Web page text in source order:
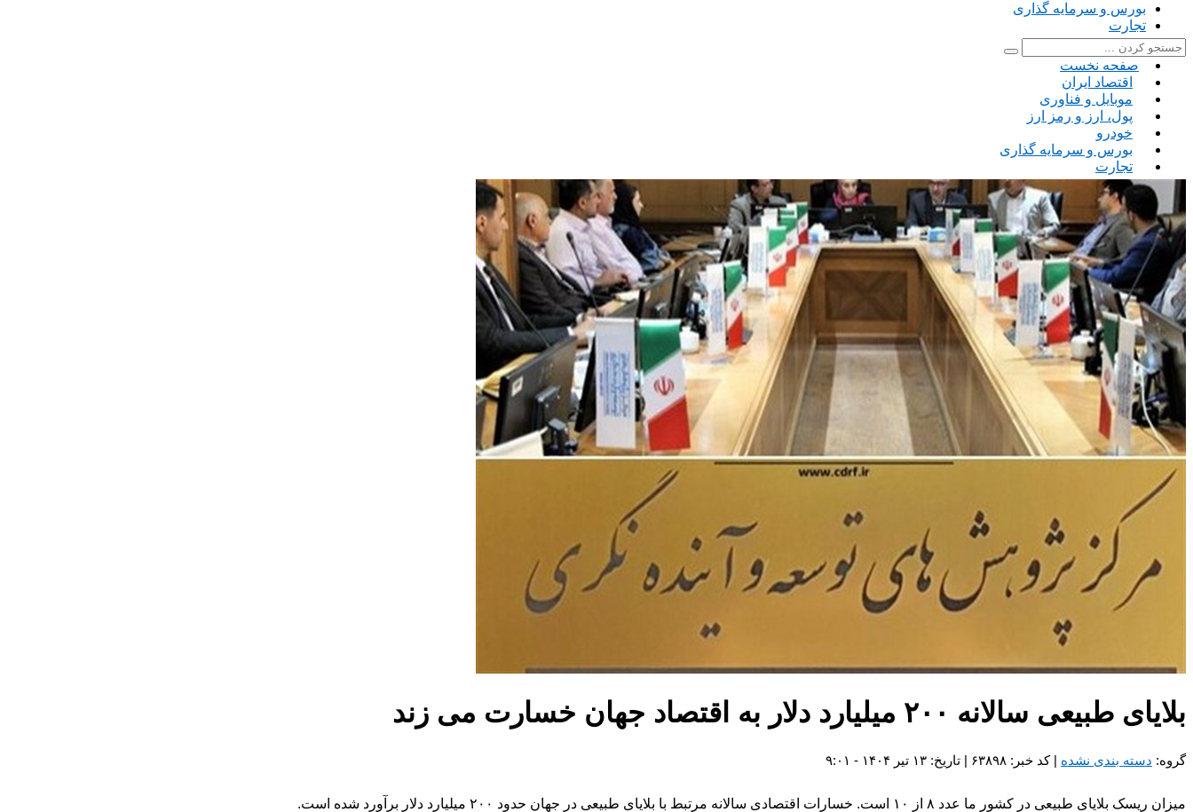
بورس و سرمایه گذاری
تجارت
صفحه نخست
اقتصاد ایران
موبایل و فناوری
پول، ارز و رمز ارز
خودرو
بورس و سرمایه گذاری
تجارت
بلایای طبیعی سالانه ۲۰۰ میلیارد دلار به اقتصاد جهان خسارت می زند
گروه: دسته بندی نشده | کد خبر: ۶۳۸۹۸ | تاریخ: ۱۳ تیر ۱۴۰۴ - ۹:۰۱
میزان ریسک بلایای طبیعی در کشور ما عدد ۸ از ۱۰ است. خسارات اقتصادی سالانه مرتبط با بلایای طبیعی در جهان حدود ۲۰۰ میلیارد دلار برآورد شده است.